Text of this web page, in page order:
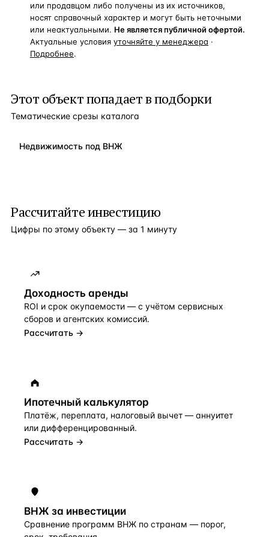
или продавцом либо получены из их источников,
носят справочный характер и могут быть неточными
или неактуальными. Не является публичной офертой.
Актуальные условия уточняйте у менеджера ·
Подробнее.
Этот объект попадает в подборки
Тематические срезы каталога
Недвижимость под ВНЖ
Рассчитайте инвестицию
Цифры по этому объекту — за 1 минуту
Доходность аренды
ROI и срок окупаемости — с учётом сервисных
сборов и агентских комиссий.
Рассчитать →
Ипотечный калькулятор
Платёж, переплата, налоговый вычет — аннуитет
или дифференцированный.
Рассчитать →
ВНЖ за инвестиции
Сравнение программ ВНЖ по странам — порог,